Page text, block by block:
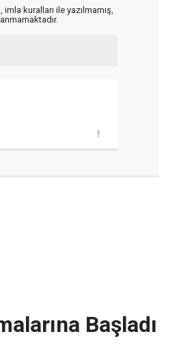
kuralları ile yazılmamış,
Başladı